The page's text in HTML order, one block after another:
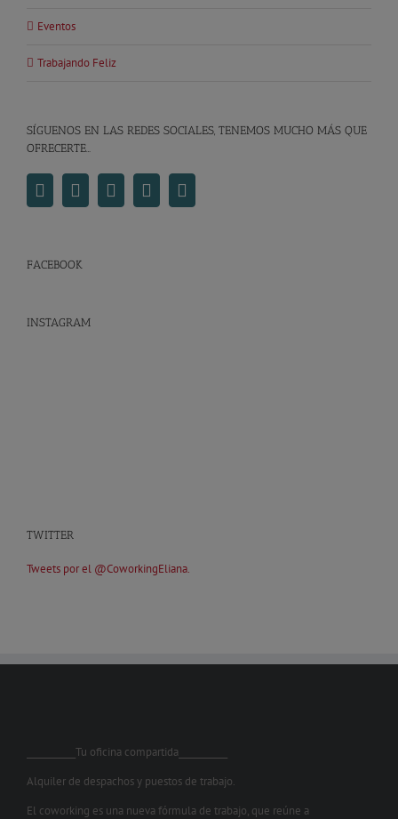
Eventos
Trabajando Feliz
SÍGUENOS EN LAS REDES SOCIALES, TENEMOS MUCHO MÁS QUE
OFRECERTE…
FACEBOOK
INSTAGRAM
TWITTER
Tweets por el @CoworkingEliana.
___________Tu oficina compartida___________
Alquiler de despachos y puestos de trabajo.
El coworking es una nueva fórmula de trabajo, que reúne a